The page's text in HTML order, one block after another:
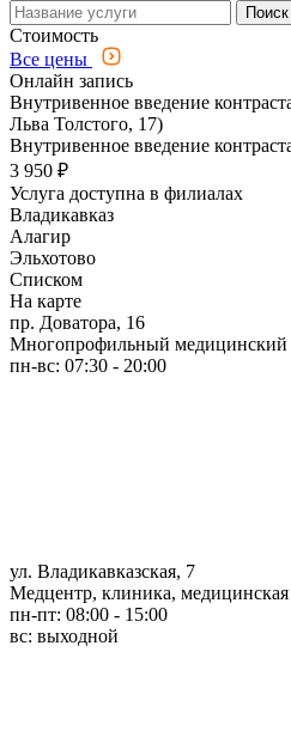
Поиск
Стоимость
Все цены
Онлайн запись
Внутривенное введение
Льва Толстого, 17)
Внутривенное введение
3 950 ₽
Услуга доступна в филиалах
Владикавказ
Алагир
Эльхотово
Списком
На карте
пр. Доватора, 16
Многопрофильный медицинский
пн-вс: 07:30 - 20:00
ул. Владикавказская, 7
Медцентр, клиника,
пн-пт: 08:00 - 15:00
вс: выходной